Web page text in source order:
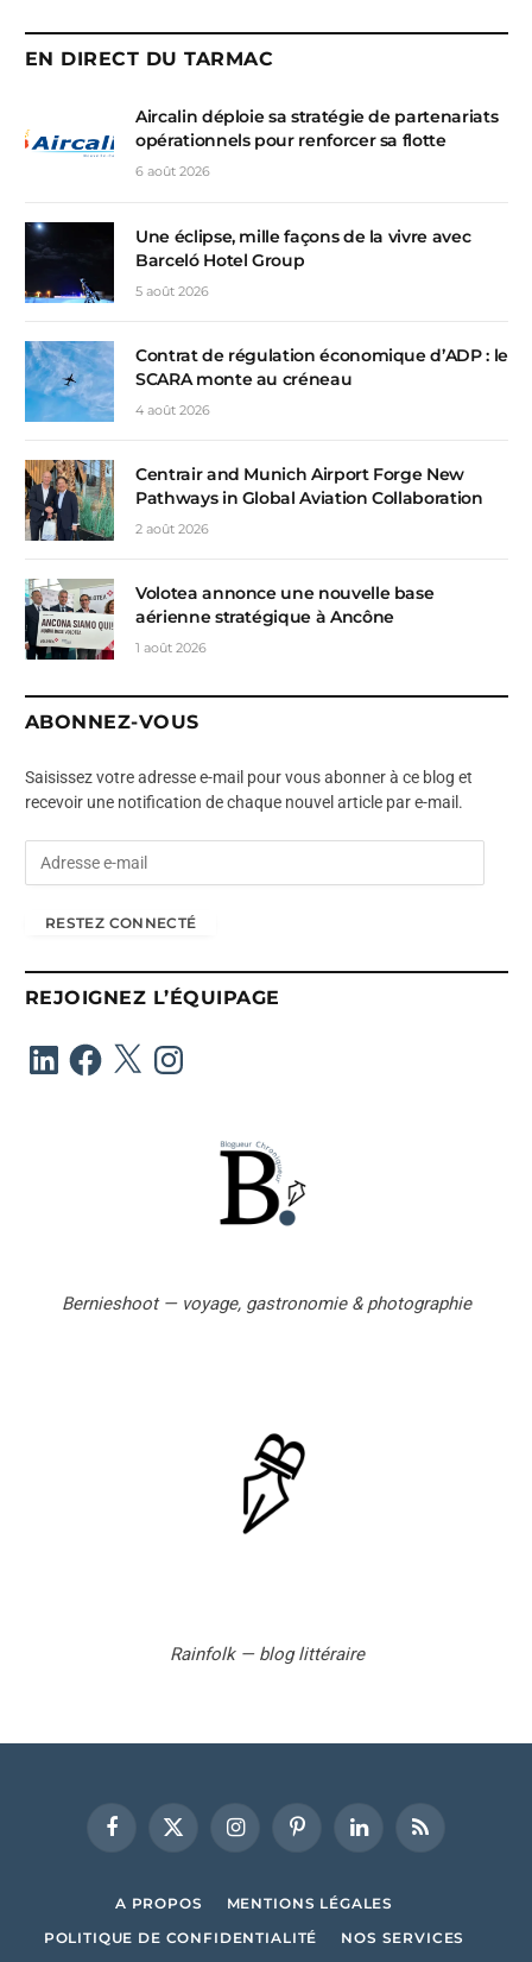
EN DIRECT DU TARMAC
Aircalin déploie sa stratégie de partenariats
opérationnels pour renforcer sa flotte
6 août 2026
Une éclipse, mille façons de la vivre avec
Barceló Hotel Group
5 août 2026
Contrat de régulation économique d’ADP : le
SCARA monte au créneau
4 août 2026
Centrair and Munich Airport Forge New
Pathways in Global Aviation Collaboration
2 août 2026
Volotea annonce une nouvelle base
aérienne stratégique à Ancône
1 août 2026
ABONNEZ-VOUS
Saisissez votre adresse e-mail pour vous abonner à ce blog et
recevoir une notification de chaque nouvel article par e-mail.
s
e
m
RESTEZ CONNECTÉ
REJOIGNEZ L’ÉQUIPAGE
LinkedInFacebook
X Instagram
Bernieshoot — voyage, gastronomie & photographie
Rainfolk — blog littéraire
FacebookX
InstagramPinterestLinkedIn RSS
A PROPOS
MENTIONS LÉGALES
POLITIQUE DE CONFIDENTIALITÉ
NOS SERVICES